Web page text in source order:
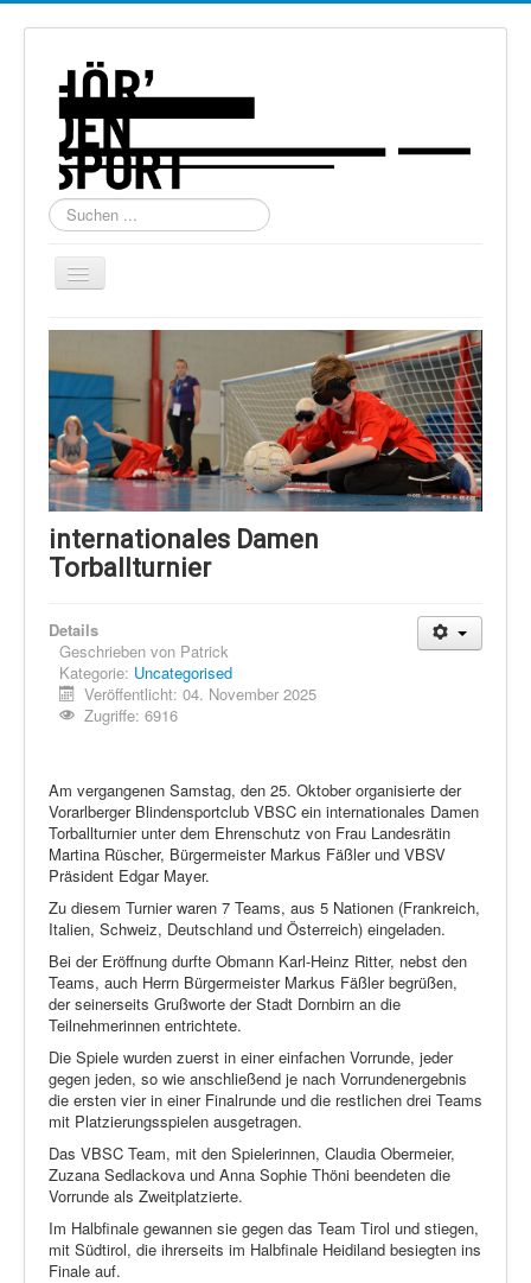
Suchen
...
Navigation
Home
Über uns
Torball
Schießen
Schi Alpin
Schi Nordisch
Laufen
Datenschutz
internationales Damen
Torballturnier
Details
Geschrieben von Patrick
Kategorie: Uncategorised
Veröffentlicht: 04. November 2025
Zugriffe: 6916
Am vergangenen Samstag, den 25. Oktober organisierte der
Vorarlberger Blindensportclub VBSC ein internationales Damen
Torballturnier unter dem Ehrenschutz von Frau Landesrätin
Martina Rüscher, Bürgermeister Markus Fäßler und VBSV
Präsident Edgar Mayer.
Zu diesem Turnier waren 7 Teams, aus 5 Nationen (Frankreich,
Italien, Schweiz, Deutschland und Österreich) eingeladen.
Bei der Eröffnung durfte Obmann Karl-Heinz Ritter, nebst den
Teams, auch Herrn Bürgermeister Markus Fäßler begrüßen,
der seinerseits Grußworte der Stadt Dornbirn an die
Teilnehmerinnen entrichtete.
Die Spiele wurden zuerst in einer einfachen Vorrunde, jeder
gegen jeden, so wie anschließend je nach Vorrundenergebnis
die ersten vier in einer Finalrunde und die restlichen drei Teams
mit Platzierungsspielen ausgetragen.
Das VBSC Team, mit den Spielerinnen, Claudia Obermeier,
Zuzana Sedlackova und Anna Sophie Thöni beendeten die
Vorrunde als Zweitplatzierte.
Im Halbfinale gewannen sie gegen das Team Tirol und stiegen,
mit Südtirol, die ihrerseits im Halbfinale Heidiland besiegten ins
Finale auf.